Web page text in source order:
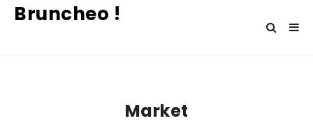
Bruncheo !
Market